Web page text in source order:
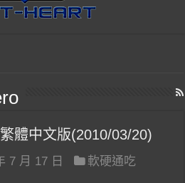
體中文版(2010/03/20)
7 月 17 日
軟硬通吃